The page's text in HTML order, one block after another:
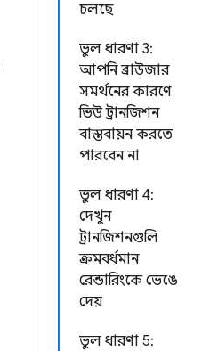
চলছে
ভুল ধারণা 3:
আপনি ব্রাউজার
সমর্থনের কারণে
ভিউ ট্রানজিশন
বাস্তবায়ন করতে
পারবেন না
ভুল ধারণা 4:
দেখুন
ট্রানজিশনগুলি
ক্রমবর্ধমান
রেন্ডারিংকে ভেঙে
দেয়
ভুল ধারণা 5: